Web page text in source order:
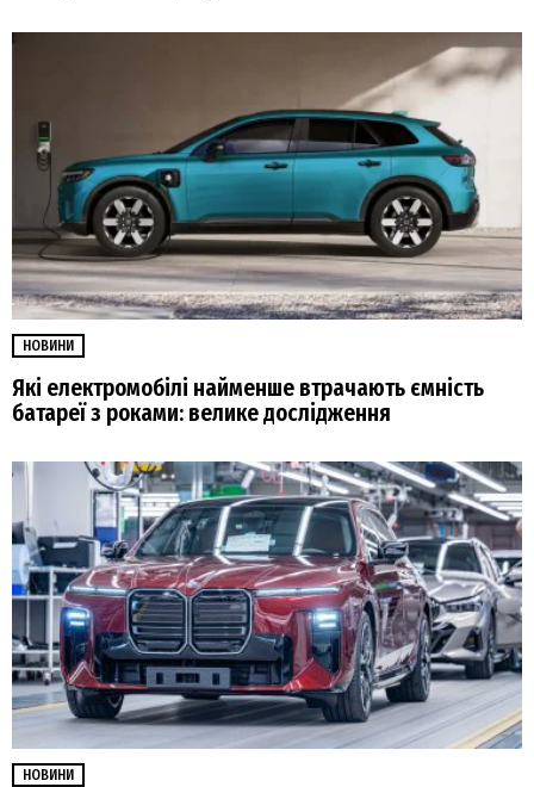
НОВИНИ
Які електромобілі найменше втрачають ємність
батареї з роками: велике дослідження
НОВИНИ